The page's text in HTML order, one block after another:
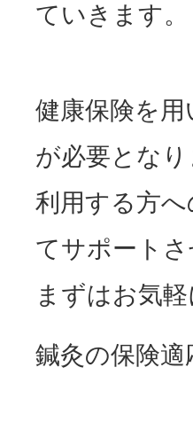
ていきます。
健康保険を
が必要とな
利用する方
てサポート
まずはお気
鍼灸の保険